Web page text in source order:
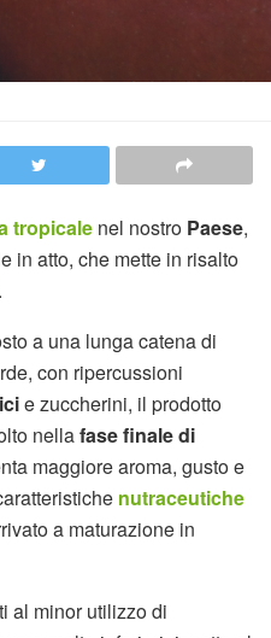
tropicale nel nostro Paese,
in atto, che mette in risalto
.
a una lunga catena di
con ripercussioni
e zuccherini, il prodotto
nellafase finale di
maggiore aroma, gusto e
nutraceutiche
a maturazione in
al minor utilizzo di